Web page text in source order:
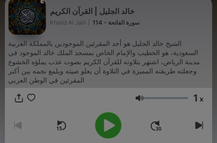
خالد الجليل | القرآن الكريم
Khalid Al Jalil 114 - سورة الفاتحة
الشيخ خالد الجليل هو أحد المقرئين الموجودين بالمملكة العربية
السعودية، هو الخطيب والإمام الخاص بمسجد الملك خالد الموجود في
مدينة الرياض، اشتهر بتلاوته للقرآن الكريم بصوت عذب يملؤه الخشوع
وجعلته طريقته المميزة في التلاوة أن يعلو صيته ويلمع نجمه بين أكبر
المقرئين في الوطن العربي
Volume 1 x